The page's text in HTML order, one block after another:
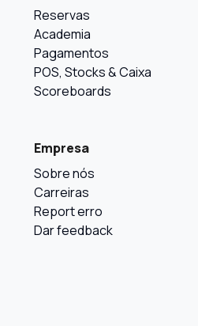
Reservas
Academia
Pagamentos
POS, Stocks & Caixa
Scoreboards
Empresa
Sobre nós
Carreiras
Report erro
Dar feedback